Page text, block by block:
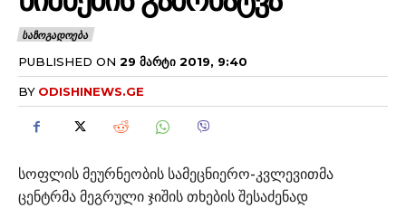
ᲡᲐᲖᲝᲒᲐᲓᲝᲔᲑᲐ
PUBLISHED ON 29 ᲛᲐᲠᲢᲘ 2019, 9:40
BY ODISHINEWS.GE
სოფლის მეურნეობის სამეცნიერო-კვლევითმა
ცენტრმა მეგრული ჯიშის თხების შესაძენად